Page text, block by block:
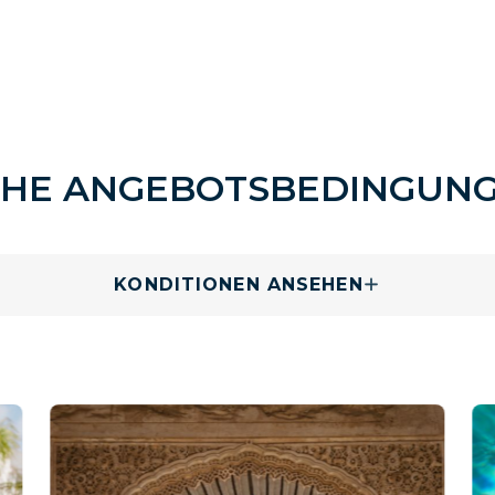
KONDITIONEN ANSEHEN